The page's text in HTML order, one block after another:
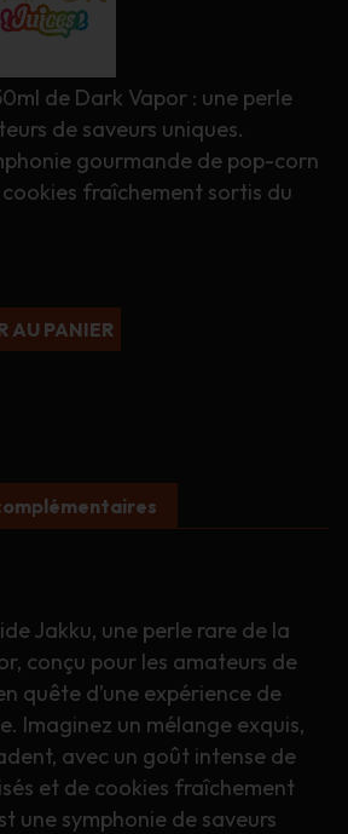
de Dark Vapor : une perle
de saveurs uniques.
gourmande de pop-corn
fraîchement sortis du
AU PANIER
Jakku, une perle rare de la
conçu pour les amateurs de
quête d’une expérience de
Imaginez un mélange exquis,
avec un goût intense de
et de cookies fraîchement
une symphonie de saveurs